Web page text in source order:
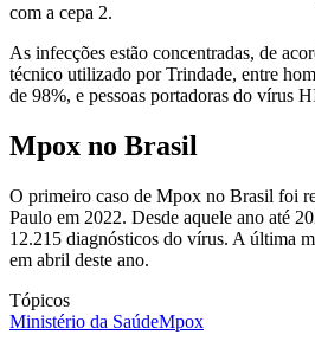
com a cepa 2.
As infecções estão concentradas, de
técnico utilizado por Trindade, entre
de 98%, e pessoas portadoras do vírus
Mpox no Brasil
O primeiro caso de Mpox no Brasil foi
Paulo em 2022. Desde aquele ano até
12.215 diagnósticos do vírus. A última
em abril deste ano.
Tópicos
Ministério da SaúdeMpox